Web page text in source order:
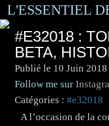
L'ESSENTIEL
#E32018 :
BETA,
Publié le 10 Juin 2018
Follow me sur
Catégories : #e32018
A l’occasion de la